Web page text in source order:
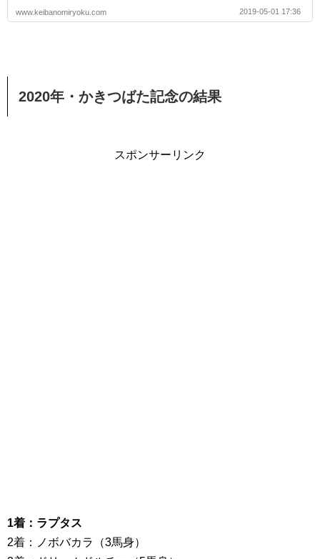
www.keibanomiryoku.com
2019-05-01 17:36
2020年・かきつばた記念の結果
スポンサーリンク
1着：ラプタス
2着：ノボバカラ（3馬身）